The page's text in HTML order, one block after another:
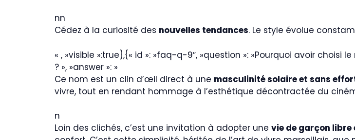
nn
Cédez à la curiosité des nouvelles tendances. Le style évolue
« , »visible »:true},{« id »: »faq-q-9″, »question »: »Pourquoi avoir choisi
? », »answer »: »
Ce nom est un clin d’œil direct à une masculinité solaire et sans
vivre, tout en rendant hommage à l’esthétique décontractée du
n
Loin des clichés, c’est une invitation à adopter une vie de garçon